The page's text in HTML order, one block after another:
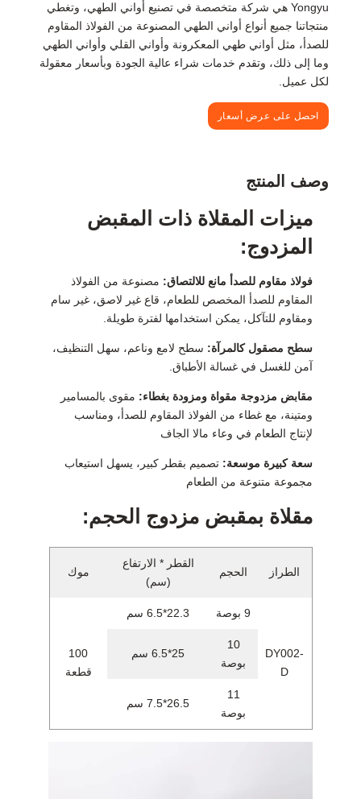
Yongyu هي شركة متخصصة في تصنيع أواني الطهي، وتغطي
منتجاتنا جميع أنواع أواني الطهي المصنوعة من الفولاذ المقاوم
للصدأ، مثل أواني طهي المعكرونة وأواني القلي وأواني الطهي
وما إلى ذلك، وتقدم خدمات شراء عالية الجودة وبأسعار معقولة
لكل عميل.
احصل على عرض أسعار
وصف المنتج
ميزات المقلاة ذات المقبض
المزدوج:
فولاذ مقاوم للصدأ مانع للالتصاق: مصنوعة من الفولاذ
المقاوم للصدأ المخصص للطعام، قاع غير لاصق، غير سام
ومقاوم للتآكل، يمكن استخدامها لفترة طويلة.
سطح مصقول كالمرآة: سطح لامع وناعم، سهل التنظيف،
آمن للغسل في غسالة الأطباق.
مقابض مزدوجة مقواة ومزودة بغطاء: مقوى بالمسامير
ومتينة، مع غطاء من الفولاذ المقاوم للصدأ، ومناسب
لإنتاج الطعام في وعاء مالا الجاف
سعة كبيرة موسعة:تصميم بقطر كبير، يسهل استيعاب
مجموعة متنوعة من الطعام
مقلاة بمقبض مزدوج الحجم:
الطراز الحجم
القطر * الارتفاع
(سم)
موك
DY002-
D
9 بوصة 22.3*6.5 سم
100
قطعة
10
بوصة
25*6.5 سم
11
بوصة
26.5*7.5 سم